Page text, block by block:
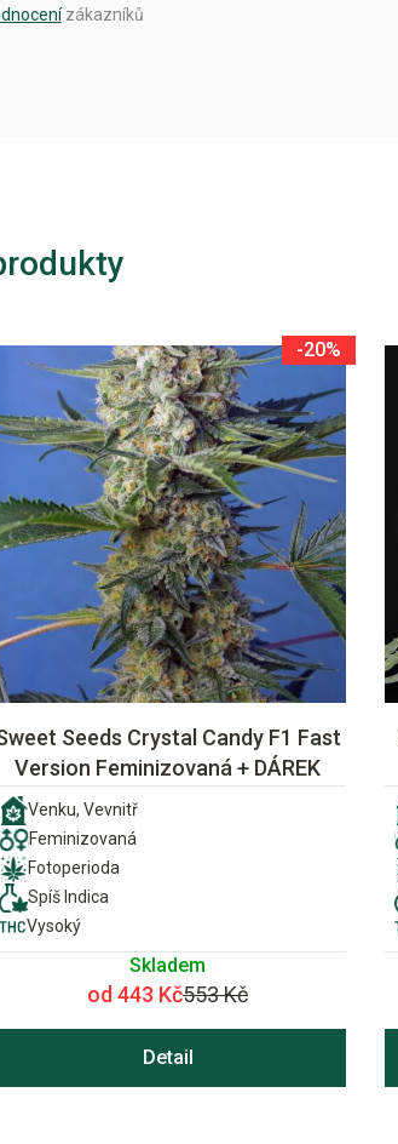
zákazníků
-20%
Seeds Crystal Candy F1 Fast
Version Feminizovaná + DÁREK
Venku, Vevnitř
Feminizovaná
Fotoperioda
Spíš Indica
Vysoký
Skladem
od 443 Kč553 Kč
Detail